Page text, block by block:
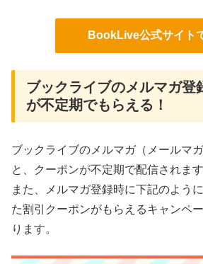
BookLive公式サイト
ブックライブのメルマガ登
が不定期でもらえる！
ブックライブのメルマガ（メールマ
と、クーポンが不定期で配信されます
また、メルマガ登録時に下記のよう
た割引クーポンがもらえるキャンペ
ります。